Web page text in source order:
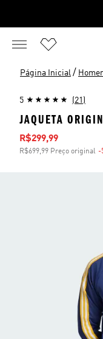
Página Inicial /
5 (21)
JAQUETA
Preço com
R$299,99
R$699,99 Preço original -